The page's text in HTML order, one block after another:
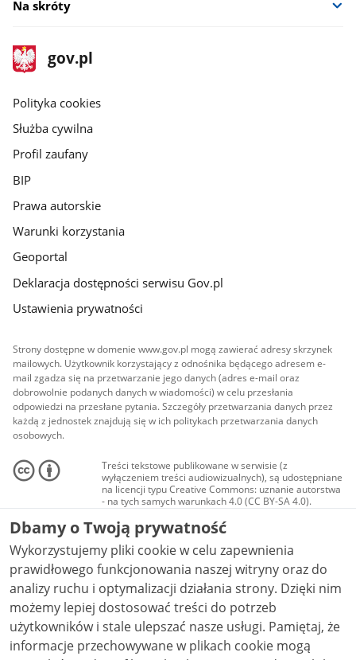
Na skróty
stopka
gov.pl
Strona
gov.pl
gov.pl
Polityka cookies
Służba cywilna
Profil zaufany
BIP
Prawa autorskie
Warunki korzystania
Geoportal
Deklaracja dostępności serwisu Gov.pl
Ustawienia prywatności
Strony dostępne w domenie www.gov.pl mogą zawierać adresy skrzynek
mailowych. Użytkownik korzystający z odnośnika będącego adresem e-
mail zgadza się na przetwarzanie jego danych (adres e-mail oraz
dobrowolnie podanych danych w wiadomości) w celu przesłania
odpowiedzi na przesłane pytania. Szczegóły przetwarzania danych przez
każdą z jednostek znajdują się w ich politykach przetwarzania danych
osobowych.
Treści tekstowe publikowane w serwisie (z
wyłączeniem treści audiowizualnych), są udostępniane
na licencji typu Creative Commons: uznanie autorstwa
- na tych samych warunkach 4.0 (CC BY-SA 4.0).
Materiały audiowizualne, w tym zdjęcia, materiały
audio i wideo, są udostępniane na licencji typu
Creative Commons: uznanie autorstwa użycie
niekomercyjne - bez utworów zależnych 4.0 (CC BY-
NC-ND 4.0), o ile nie jest to stwierdzone inaczej.
Dbamy o Twoją prywatność
Wykorzystujemy pliki cookie w celu zapewnienia
prawidłowego funkcjonowania naszej witryny oraz do
analizy ruchu i optymalizacji działania strony. Dzięki nim
możemy lepiej dostosować treści do potrzeb
użytkowników i stale ulepszać nasze usługi. Pamiętaj, że
informacje przechowywane w plikach cookie mogą